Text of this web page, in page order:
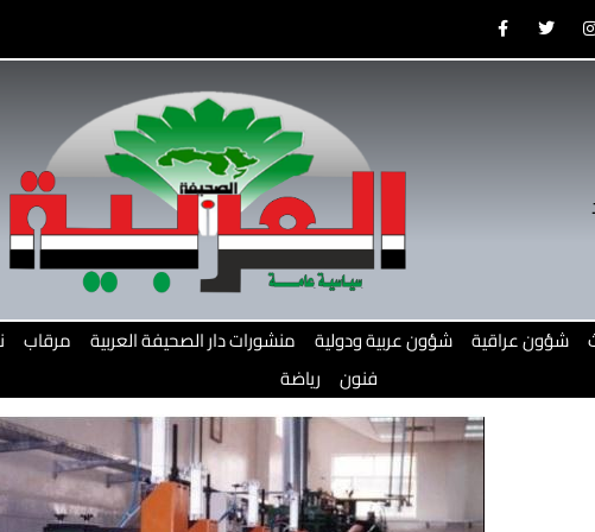
F
a
e
T
w
t
I
t
شؤون عراقية شؤون عربية ودولية منشورات دار الصحيفة العربية مرقاب
فنون رياضة